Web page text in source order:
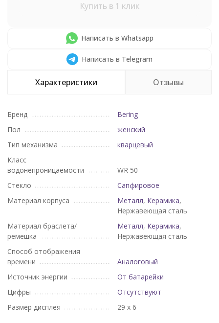
Купить в 1 клик
Написать в Whatsapp
Написать в Telegram
Характеристики Отзывы
Бренд
Bering
Пол
женский
Тип механизма
кварцевый
Класс
водонепроницаемости
WR 50
Стекло
Сапфировое
Материал корпуса
Металл, Керамика,
Нержавеющая сталь
Материал браслета/
ремешка
Металл, Керамика,
Нержавеющая сталь
Способ отображения
времени
Аналоговый
Источник энергии
От батарейки
Цифры
Отсутствуют
Размер дисплея
29 х 6